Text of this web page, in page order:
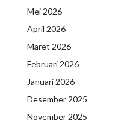
Mei 2026
April 2026
Maret 2026
Februari 2026
Januari 2026
Desember 2025
November 2025